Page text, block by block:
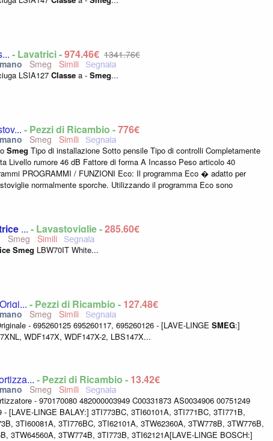
- Lavatrici -974,46€ 1341,76€
Smeg
LSIA127 Classe a - Smeg...
- Pezzi di Ricambio -776€
Smeg
Smeg Tipo di installazione Sotto pensile Tipo di controlli Completamente
Livello rumore 46 dB Fattore di forma A Incasso Peso articolo 40
PROGRAMMI / FUNZIONI Eco: Il programma Eco � adatto per
normalmente sporche. Utilizzando il programma Eco sono
... - Lavastoviglie -285,60€
Smeg
Smeg LBW70IT White...
- Pezzi di Ricambio - 127,48€
Smeg
- 695260125 695260117, 695260126 - [LAVE-LINGE SMEG:]
WDF147X, WDF147X-2, LBS147X...
- Pezzi di Ricambio - 13,42€
Smeg
- 970170080 482000003949 C00331873 AS0034906 00751249
- [LAVE-LINGE BALAY:] 3TI773BC, 3TI60101A, 3TI771BC, 3TI771B,
3TI60081A, 3TI776BC, 3TI62101A, 3TW62360A, 3TW778B, 3TW776B,
3TW64560A, 3TW774B, 3TI773B, 3TI62121A[LAVE-LINGE BOSCH:]